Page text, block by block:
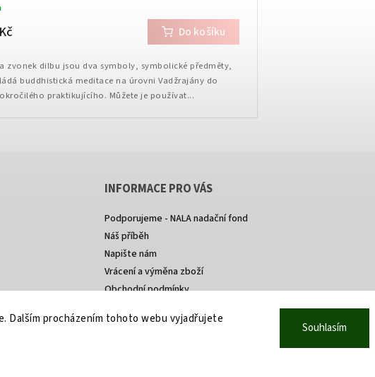
Dalším procházením tohoto webu vyjadřujete
Souhlasím
Do košíku
zvonek dilbu jsou dva symboly, symbolické předměty,
buddhistická meditace na úrovni Vadžrajány do
praktikujícího. Můžete je používat...
INFORMACE PRO VÁS
Podporujeme - NALA nadační fond
Náš příběh
Napište nám
Vrácení a výměna zboží
Obchodní podmínky
Děkujeme!